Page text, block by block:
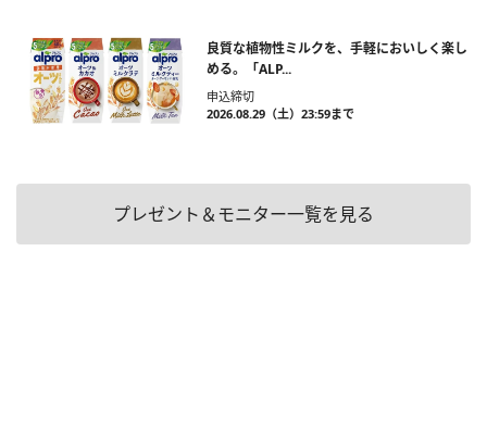
良質な植物性ミルクを、手軽においしく楽し
める。「ALP...
申込締切
2026.08.29（土）23:59まで
プレゼント＆モニター一覧を見る